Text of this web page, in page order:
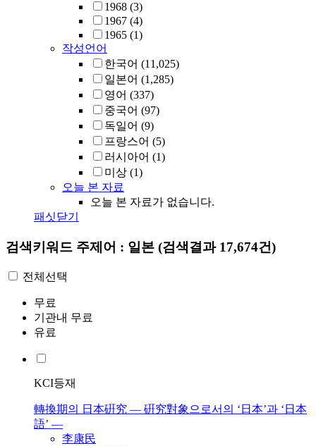
1968 (3)
1967 (4)
1965 (1)
작성언어
한국어 (11,025)
일본어 (1,285)
영어 (337)
중국어 (97)
독일어 (9)
프랑스어 (5)
러시아어 (1)
미상 (1)
오늘 본 자료
오늘 본 자료가 없습니다.
패싯닫기
검색키워드 주제어 : 일본 (검색결과 17,674건)
전체선택
무료
기관내 무료
유료
KCI등재
轉換期의 日本硏究 ― 硏究對象으로서의 ‘日本’과 ‘日本
語’ ―
李康民